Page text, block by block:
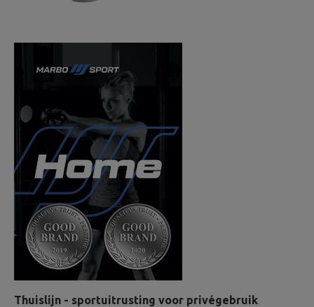
Thuislijn - sportuitrusting voor privégebruik